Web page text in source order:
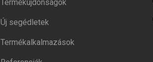
Termékújdonságok
Új segédletek
Termékalkalmazások